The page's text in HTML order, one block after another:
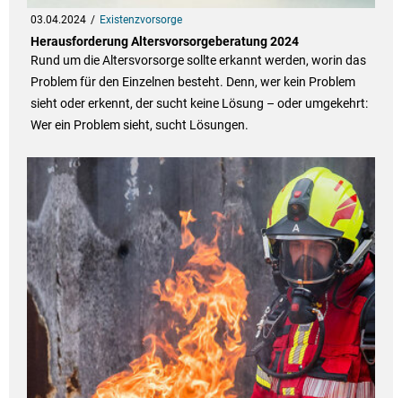
03.04.2024 Existenzvorsorge
Herausforderung Altersvorsorgeberatung 2024
Rund um die Altersvorsorge sollte erkannt werden, worin das
Problem für den Einzelnen besteht. Denn, wer kein Problem
sieht oder erkennt, der sucht keine Lösung – oder umgekehrt:
Wer ein Problem sieht, sucht Lösungen.